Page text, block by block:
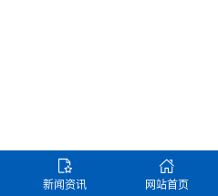
新闻资讯 网站首页